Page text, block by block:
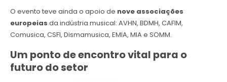
O evento teve ainda o apoio de nove associações
europeias da indústria musical: AVHN, BDMH, CAFIM,
Comusica, CSFI, Dismamusica, EMIA, MIA e SOMM.
Um ponto de encontro vital para o
futuro do setor